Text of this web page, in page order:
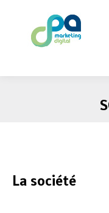
La société